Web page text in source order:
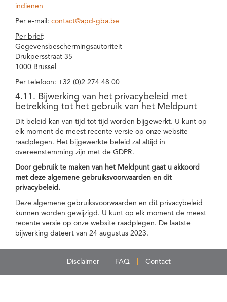
indienen
Per e-mail : contact@apd-gba.be
Per brief:
Gegevensbeschermingsautoriteit
Drukpersstraat 35
1000 Brussel
Per telefoon: +32 (0)2 274 48 00
4.11. Bijwerking van het privacybeleid met
betrekking tot het gebruik van het Meldpunt
Dit beleid kan van tijd tot tijd worden bijgewerkt. U kunt op
elk moment de meest recente versie op onze website
raadplegen. Het bijgewerkte beleid zal altijd in
overeenstemming zijn met de GDPR.
Door gebruik te maken van het Meldpunt gaat u akkoord
met deze algemene gebruiksvoorwaarden en dit
privacybeleid.
Deze algemene gebruiksvoorwaarden en dit privacybeleid
kunnen worden gewijzigd. U kunt op elk moment de meest
recente versie op onze website raadplegen. De laatste
bijwerking dateert van 24 augustus 2023.
Disclaimer FAQ Contact